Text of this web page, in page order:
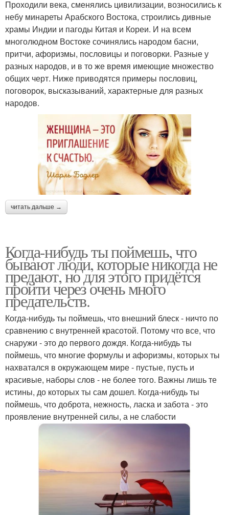
Проходили века, сменялись цивилизации, возносились к
небу минареты Арабского Востока, строились дивные
храмы Индии и пагоды Китая и Кореи. И на всем
многолюдном Востоке сочинялись народом басни,
притчи, афоризмы, пословицы и поговорки. Разные у
разных народов, и в то же время имеющие множество
общих черт. Ниже приводятся примеры пословиц,
поговорок, высказываний, характерные для разных
народов.
читать дальше →
Когда-нибудь ты поймешь, что
бывают люди, которые никогда не
предают, но для этого придётся
пройти через очень много
предательств.
Когда-нибудь ты поймешь, что внешний блеск - ничто по
сравнению с внутренней красотой. Потому что все, что
снаружи - это до первого дождя. Когда-нибудь ты
поймешь, что многие формулы и афоризмы, которых ты
нахватался в окружающем мире - пустые, пусть и
красивые, наборы слов - не более того. Важны лишь те
истины, до которых ты сам дошел. Когда-нибудь ты
поймешь, что доброта, нежность, ласка и забота - это
проявление внутренней силы, а не слабости